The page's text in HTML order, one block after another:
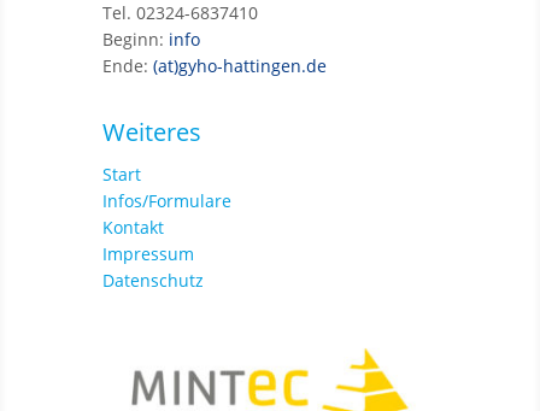
Tel. 02324-6837410
Beginn: info
Ende: (at)gyho-hattingen.de
Weiteres
Start
Infos/Formulare
Kontakt
Impressum
Datenschutz